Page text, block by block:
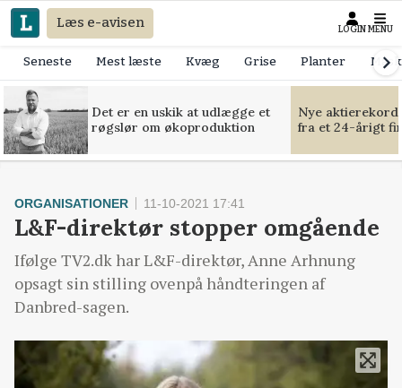
Læs e-avisen LOGIN MENU
Seneste Mest læste Kvæg Grise Planter
Det er en uskik at udlægge et
røgslør om økoproduktion
Nye
fra et 24-årigt
ORGANISATIONER 11-10-2021 17:41
L&F-direktør stopper omgående
Ifølge TV2.dk har L&F-direktør, Anne Arhnung
opsagt sin stilling ovenpå håndteringen af
Danbred-sagen.